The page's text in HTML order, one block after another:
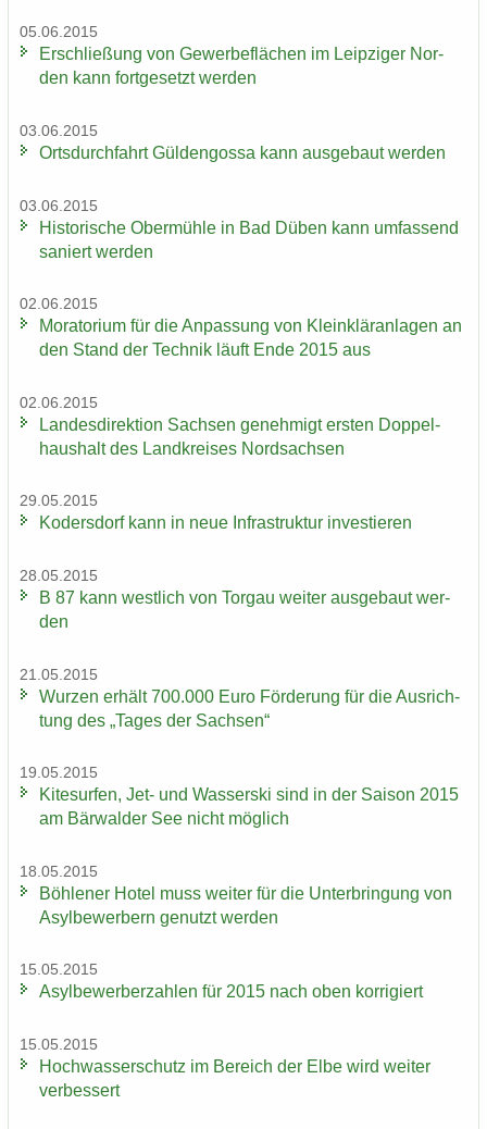
05.06.2015
Er­schlie­ßung von Ge­wer­be­flä­chen im Leip­zi­ger Nor­
den kann fort­ge­setzt wer­den
03.06.2015
Orts­durch­fahrt Gül­den­gos­sa kann aus­ge­baut wer­den
03.06.2015
His­to­ri­sche Ober­müh­le in Bad Düben kann um­fas­send
sa­niert wer­den
02.06.2015
Mo­ra­to­ri­um für die An­pas­sung von Klein­klär­an­la­gen an
den Stand der Tech­nik läuft Ende 2015 aus
02.06.2015
Lan­des­di­rek­ti­on Sach­sen ge­neh­migt ers­ten Dop­pel­
haus­halt des Land­krei­ses Nord­sach­sen
29.05.2015
Ko­ders­dorf kann in neue In­fra­struk­tur in­ves­tie­ren
28.05.2015
B 87 kann west­lich von Tor­gau wei­ter aus­ge­baut wer­
den
21.05.2015
Wur­zen er­hält 700.000 Euro För­de­rung für die Aus­rich­
tung des „Tages der Sach­sen“
19.05.2015
Ki­te­sur­fen, Jet- und Was­ser­ski sind in der Sai­son 2015
am Bär­wal­der See nicht mög­lich
18.05.2015
Böh­le­ner Hotel muss wei­ter für die Un­ter­brin­gung von
Asyl­be­wer­bern ge­nutzt wer­den
15.05.2015
Asyl­be­wer­ber­zah­len für 2015 nach oben kor­ri­giert
15.05.2015
Hoch­was­ser­schutz im Be­reich der Elbe wird wei­ter
ver­bes­sert